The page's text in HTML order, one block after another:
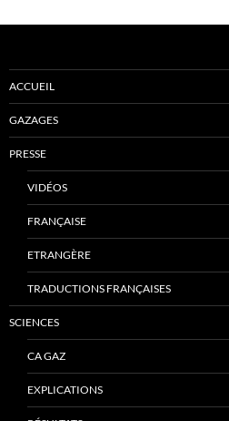
ACCUEIL
GAZAGES
PRESSE
VIDÉOS
FRANÇAISE
ETRANGÈRE
TRADUCTIONS FRANÇAISES
SCIENCES
CA GAZ
EXPLICATIONS